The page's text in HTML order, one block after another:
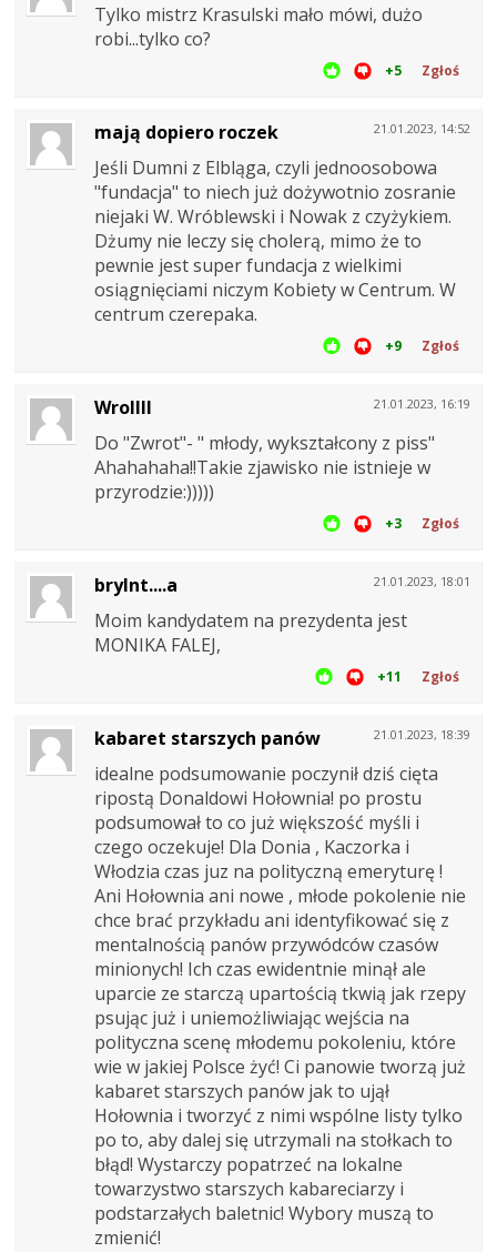
Tylko mistrz Krasulski mało mówi, dużo
robi...tylko co?
+5 Zgłoś
21.01.2023, 14:52
mają dopiero roczek
Jeśli Dumni z Elbląga, czyli jednoosobowa
"fundacja" to niech już dożywotnio zosranie
niejaki W. Wróblewski i Nowak z czyżykiem.
Dżumy nie leczy się cholerą, mimo że to
pewnie jest super fundacja z wielkimi
osiągnięciami niczym Kobiety w Centrum. W
centrum czerepaka.
+9 Zgłoś
21.01.2023, 16:19
Wrollll
Do "Zwrot"- " młody, wykształcony z piss"
Ahahahaha!!Takie zjawisko nie istnieje w
przyrodzie:)))))
+3 Zgłoś
21.01.2023, 18:01
brylnt....a
Moim kandydatem na prezydenta jest
MONIKA FALEJ,
+11 Zgłoś
21.01.2023, 18:39
kabaret starszych panów
idealne podsumowanie poczynił dziś cięta
ripostą Donaldowi Hołownia! po prostu
podsumował to co już większość myśli i
czego oczekuje! Dla Donia , Kaczorka i
Włodzia czas juz na polityczną emeryturę !
Ani Hołownia ani nowe , młode pokolenie nie
chce brać przykładu ani identyfikować się z
mentalnością panów przywódców czasów
minionych! Ich czas ewidentnie minął ale
uparcie ze starczą upartością tkwią jak rzepy
psując już i uniemożliwiając wejścia na
polityczna scenę młodemu pokoleniu, które
wie w jakiej Polsce żyć! Ci panowie tworzą już
kabaret starszych panów jak to ujął
Hołownia i tworzyć z nimi wspólne listy tylko
po to, aby dalej się utrzymali na stołkach to
błąd! Wystarczy popatrzeć na lokalne
towarzystwo starszych kabareciarzy i
podstarzałych baletnic! Wybory muszą to
zmienić!